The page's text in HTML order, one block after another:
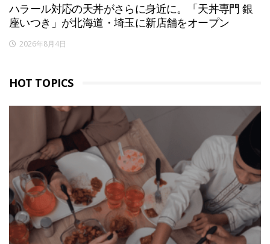
ハラール対応の天丼がさらに身近に。「天丼専門 銀
座いつき」が北海道・埼玉に新店舗をオープン
2026年8月4日
HOT TOPICS